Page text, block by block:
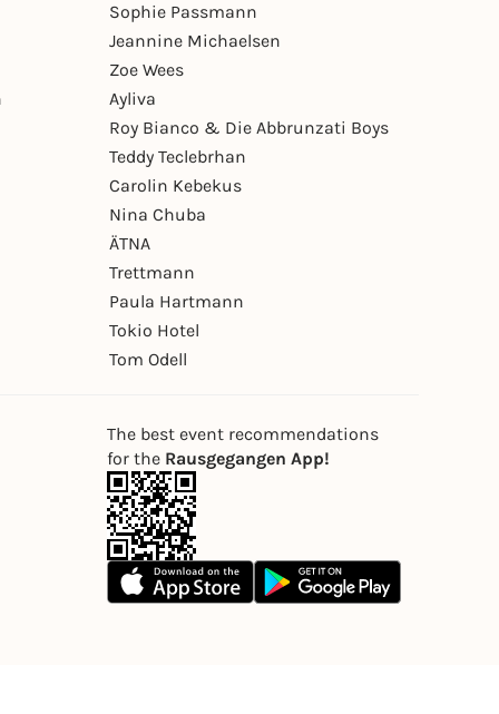
Sophie Passmann
Jeannine Michaelsen
Zoe Wees
Ayliva
Roy Bianco & Die Abbrunzati Boys
Teddy Teclebrhan
Carolin Kebekus
Nina Chuba
ÄTNA
Trettmann
Paula Hartmann
Tokio Hotel
Tom Odell
The best event recommendations
for the Rausgegangen App!